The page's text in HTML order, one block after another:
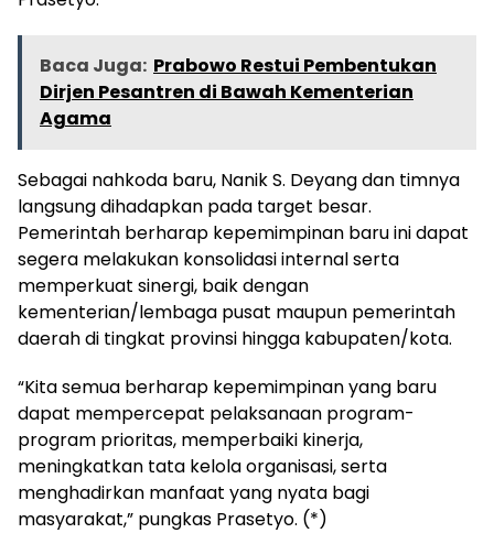
Baca Juga: Prabowo Restui Pembentukan
Dirjen Pesantren di Bawah Kementerian
Agama
Sebagai nahkoda baru, Nanik S. Deyang dan timnya
langsung dihadapkan pada target besar.
Pemerintah berharap kepemimpinan baru ini dapat
segera melakukan konsolidasi internal serta
memperkuat sinergi, baik dengan
kementerian/lembaga pusat maupun pemerintah
daerah di tingkat provinsi hingga kabupaten/kota.
“Kita semua berharap kepemimpinan yang baru
dapat mempercepat pelaksanaan program-
program prioritas, memperbaiki kinerja,
meningkatkan tata kelola organisasi, serta
menghadirkan manfaat yang nyata bagi
masyarakat,” pungkas Prasetyo. (*)